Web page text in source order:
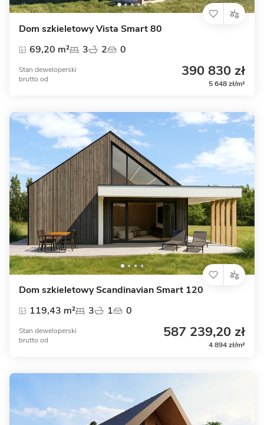
Dom szkieletowy Vista Smart 80
69,20 m²
3 2 0
Stan deweloperski
brutto od 390 830 zł
5 648 zł/m²
Dom szkieletowy Scandinavian Smart 120
119,43 m²
3 1 0
Stan deweloperski
brutto od 587 239,20 zł
4 894 zł/m²